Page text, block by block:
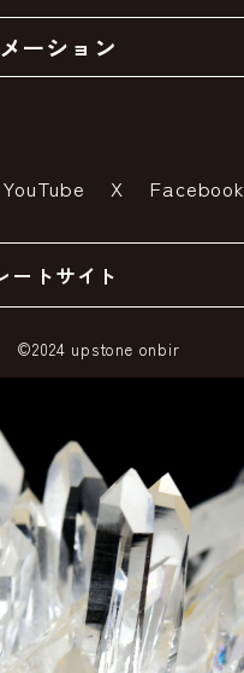
ル
ーション
示
明書とは
YouTube X Facebook
ートサイト
©2024 upstone onbir